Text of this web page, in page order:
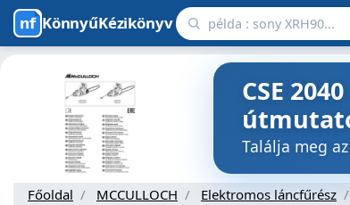
KönnyűKézikönyv
CSE
Találja meg
Főoldal MCCULLOCH Elektromos láncfűrész